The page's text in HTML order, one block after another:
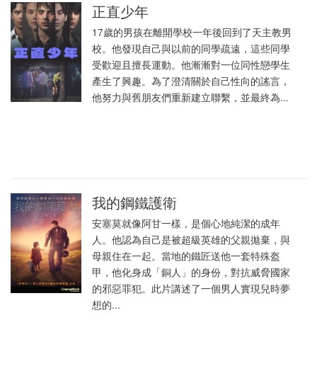
正直少年
17歲的男孩在離開學校一年後回到了天主教男
校。他發現自己與以前的同學疏遠，這些同學
受歡迎且擅長運動。他漸漸對一位同性戀學生
產生了興趣。為了澄清關於自己性向的謠言，
他努力與舊朋友們重新建立聯繫，並最終為...
我的鋼鐵護衛
安塞莫就像阿甘一樣，是個心地純潔的成年
人。他認為自己是被超級英雄的父親拋棄，與
母親住在一起。當地的鐵匠送他一套特殊盔
甲，他化身成「銅人」的身份，對抗威脅國家
的邪惡罪犯。此片講述了一個男人實現兒時夢
想的...